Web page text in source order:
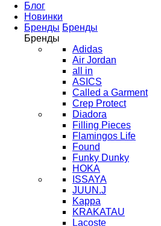
Блог
Новинки
Бренды Бренды
Бренды
Adidas
Air Jordan
all in
ASICS
Called a Garment
Crep Protect
Diadora
Filling Pieces
Flamingos Life
Found
Funky Dunky
HOKA
ISSAYA
JUUN.J
Kappa
KRAKATAU
Lacoste